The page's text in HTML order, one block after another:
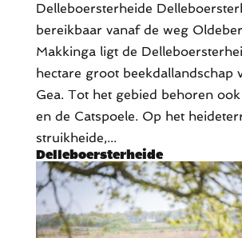
Delleboersterheide
Delleboersterheide
bereikbaar vanaf de weg
Makkinga ligt de
hectare groot beekdallandschap
Gea. Tot het gebied behoren
en de Catspoele. Op het
struikheide,...